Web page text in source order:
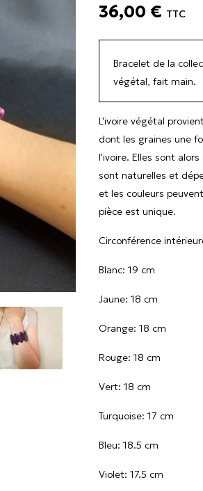
36,00 € TTC
Bracelet de la
végétal, fait main.
L'ivoire végétal
dont les graines une
l'ivoire. Elles sont
sont naturelles et
et les couleurs
pièce est unique.
Circonférence
Blanc: 19 cm
Jaune: 18 cm
Orange: 18 cm
Rouge: 18 cm
Vert: 18 cm
Turquoise: 17 cm
Bleu: 18.5 cm
Violet: 17.5 cm